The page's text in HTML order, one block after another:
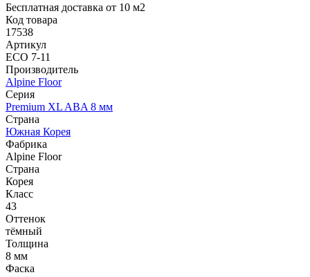
Бесплатная доставка от 10 м2
Код товара
17538
Артикул
ECO 7-11
Производитель
Alpine Floor
Серия
Premium XL ABA 8 мм
Страна
Южная Корея
Фабрика
Alpine Floor
Страна
Корея
Класс
43
Оттенок
тёмный
Толщина
8 мм
Фаска